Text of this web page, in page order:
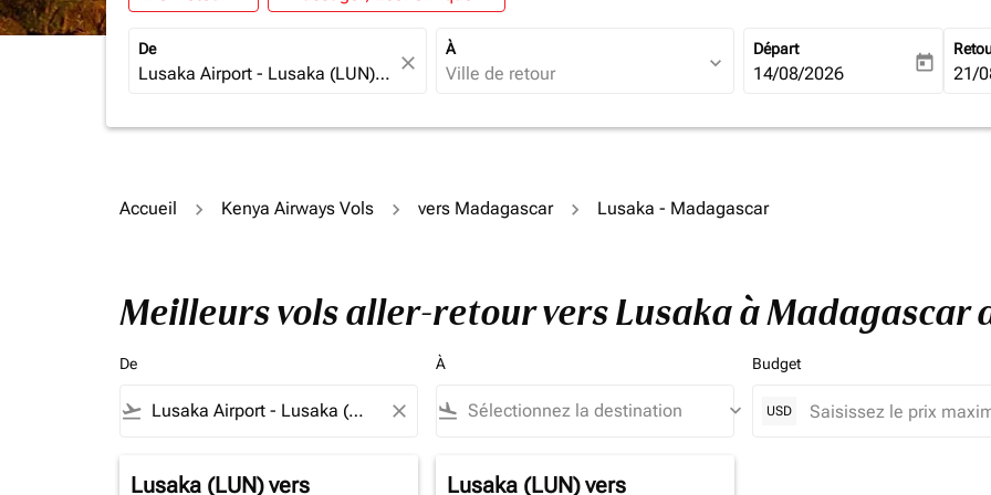
De
close
À
expand_more
Départ
fc-booking-departure-date-
14/08/2026 today fc-
21/
Accueil Kenya Airways Vols vers Madagascar Lusaka - Madagascar
Meilleurs vols aller-retour vers Lusaka à Madagascar
De
flight_takeoff close
À
flight_land keyboard_arrow_down
Budget
USD
Lusaka (LUN)vers
Lusaka (LUN)vers